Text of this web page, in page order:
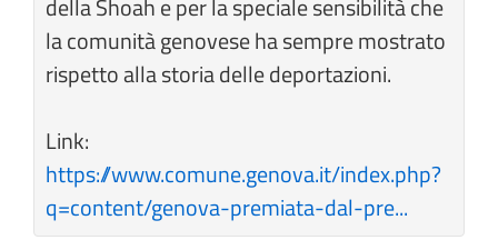
della Shoah e per la speciale sensibilità che
la comunità genovese ha sempre mostrato
rispetto alla storia delle deportazioni.
Link:
https://www.comune.genova.it/index.php?
q=content/genova-premiata-dal-pre...